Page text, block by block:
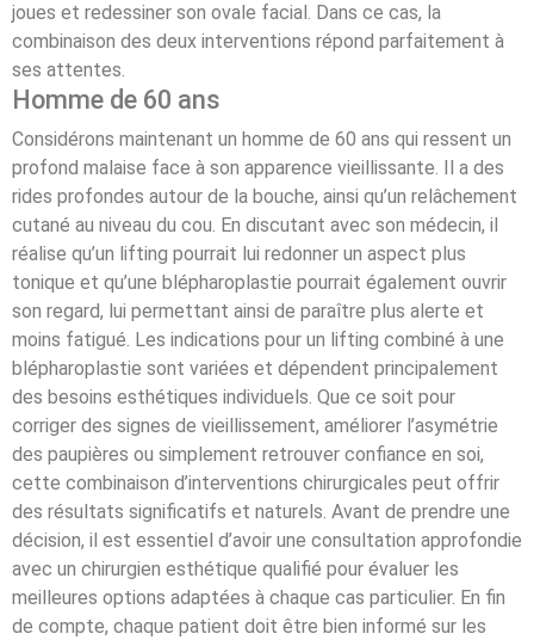
joues et redessiner son ovale facial. Dans ce cas, la
combinaison des deux interventions répond parfaitement à
ses attentes.
Homme de 60 ans
Considérons maintenant un homme de 60 ans qui ressent un
profond malaise face à son apparence vieillissante. Il a des
rides profondes autour de la bouche, ainsi qu’un relâchement
cutané au niveau du cou. En discutant avec son médecin, il
réalise qu’un lifting pourrait lui redonner un aspect plus
tonique et qu’une blépharoplastie pourrait également ouvrir
son regard, lui permettant ainsi de paraître plus alerte et
moins fatigué. Les indications pour un lifting combiné à une
blépharoplastie sont variées et dépendent principalement
des besoins esthétiques individuels. Que ce soit pour
corriger des signes de vieillissement, améliorer l’asymétrie
des paupières ou simplement retrouver confiance en soi,
cette combinaison d’interventions chirurgicales peut offrir
des résultats significatifs et naturels. Avant de prendre une
décision, il est essentiel d’avoir une consultation approfondie
avec un chirurgien esthétique qualifié pour évaluer les
meilleures options adaptées à chaque cas particulier. En fin
de compte, chaque patient doit être bien informé sur les